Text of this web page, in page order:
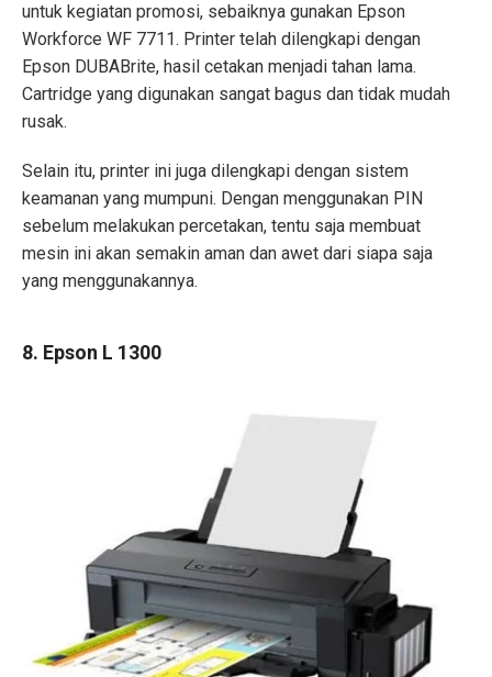
untuk kegiatan promosi, sebaiknya gunakan Epson
Workforce WF 7711. Printer telah dilengkapi dengan
Epson DUBABrite, hasil cetakan menjadi tahan lama.
Cartridge yang digunakan sangat bagus dan tidak mudah
rusak.
Selain itu, printer ini juga dilengkapi dengan sistem
keamanan yang mumpuni. Dengan menggunakan PIN
sebelum melakukan percetakan, tentu saja membuat
mesin ini akan semakin aman dan awet dari siapa saja
yang menggunakannya.
8. Epson L 1300